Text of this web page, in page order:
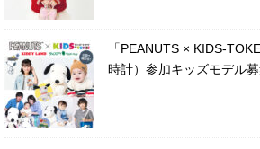
「PEANUTS × KIDS-
時計）参加キッズモデル